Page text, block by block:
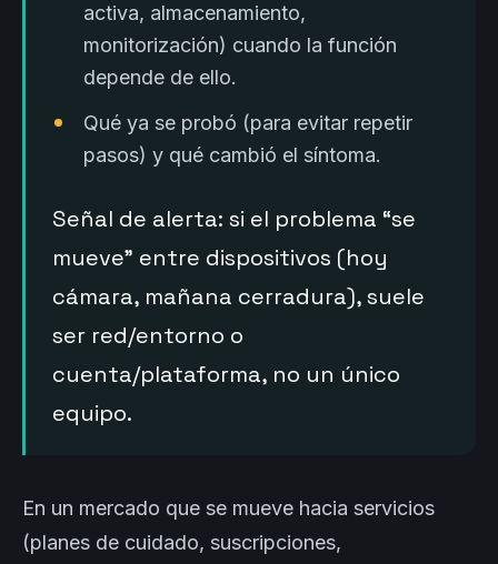
activa, almacenamiento,
monitorización) cuando la función
depende de ello.
Qué ya se probó (para evitar repetir
pasos) y qué cambió el síntoma.
Señal de alerta: si el problema “se
mueve” entre dispositivos (hoy
cámara, mañana cerradura), suele
ser red/entorno o
cuenta/plataforma, no un único
equipo.
En un mercado que se mueve hacia servicios
(planes de cuidado, suscripciones,